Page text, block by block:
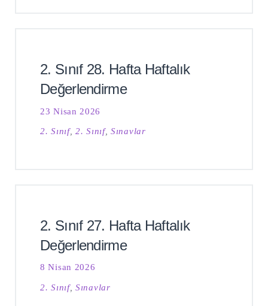
2. Sınıf 28. Hafta Haftalık
Değerlendirme
23 Nisan 2026
2. Sınıf,2. Sınıf,Sınavlar
2. Sınıf 27. Hafta Haftalık
Değerlendirme
8 Nisan 2026
2. Sınıf,Sınavlar